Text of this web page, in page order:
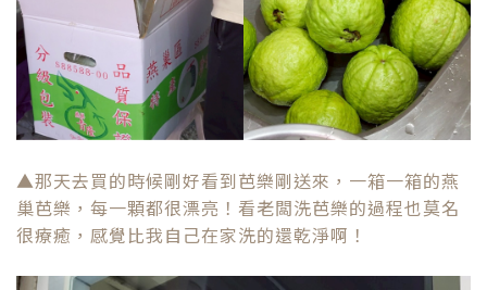
▲那天去買的時候剛好看到芭樂剛送來，一箱一箱的燕
巢芭樂，每一顆都很漂亮！看老闆洗芭樂的過程也莫名
很療癒，感覺比我自己在家洗的還乾淨啊！